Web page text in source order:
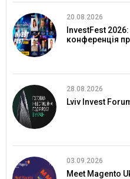
20.08.2026
InvestFest
конференція
28.08.2026
Lviv Invest
03.09.2026
Meet Magento